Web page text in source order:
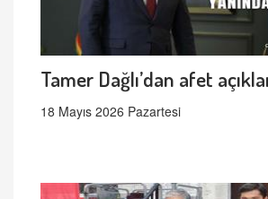
Tamer Dağlı’dan afet
18 Mayıs 2026 Pazartesi